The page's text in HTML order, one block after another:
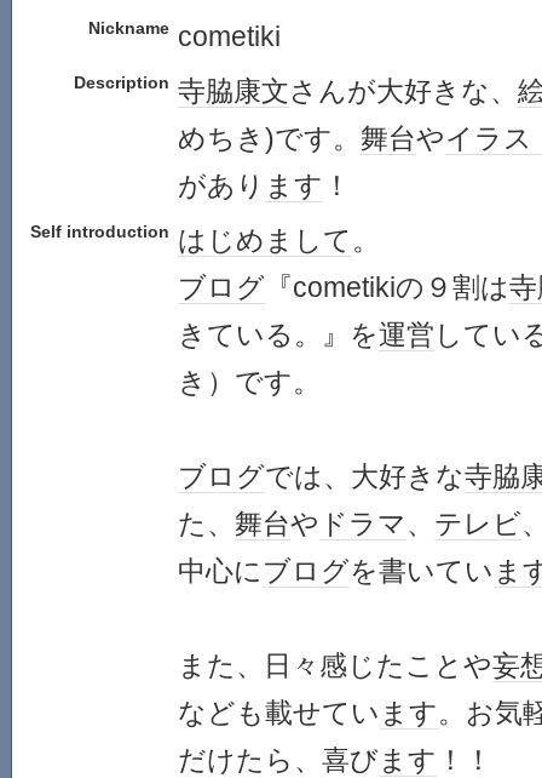
Nickname cometiki
Description 寺脇康文さんが大好きな、
めちき)です。 舞台やイラス
があり ます ！
Self introduction はじめまして 。
ブログ 『cometikiの９割は
きている。』を運営 してい
き）です。
ブログでは、大好きな寺脇
た、 舞台や ドラマ、 テレビ
中心にブログを書いてい ま
また、日々感じたことや妄
なども載せてい ます。お気
だけたら、喜びます ！！